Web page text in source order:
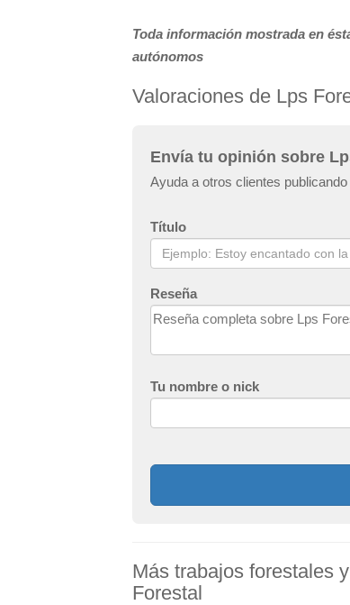
Toda información mostrada en
autónomos
Valoraciones de Lps
Envía tu opinión sobre
Ayuda a otros clientes
Título
Reseña
Tu nombre o nick
Más trabajos forestales
Forestal